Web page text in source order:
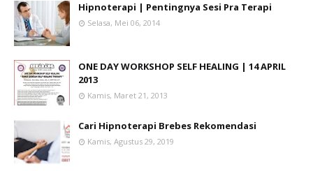
Hipnoterapi | Pentingnya Sesi Pra Terapi
Selasa, Mei 06, 2014
ONE DAY WORKSHOP SELF HEALING | 14 APRIL
2013
Kamis, Maret 21, 2013
Cari Hipnoterapi Brebes Rekomendasi
Kamis, Agustus 29, 2019